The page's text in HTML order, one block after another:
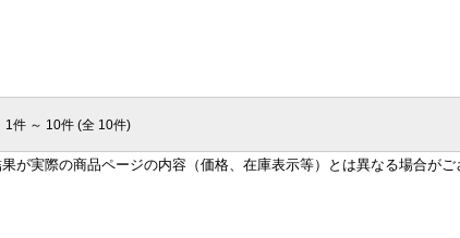
1件 ～ 10件 (全 10件)
が実際の商品ページの内容（価格、在庫表示等）とは異なる場合がご